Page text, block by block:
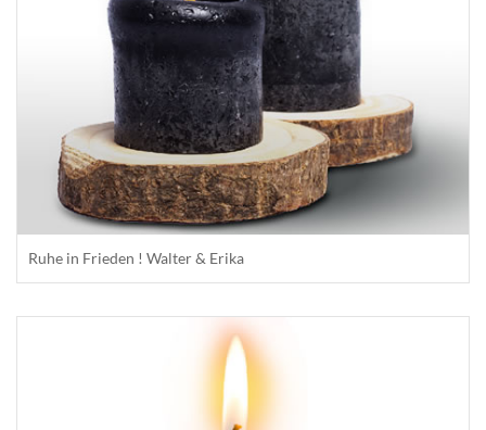
Ruhe in Frieden ! Walter & Erika